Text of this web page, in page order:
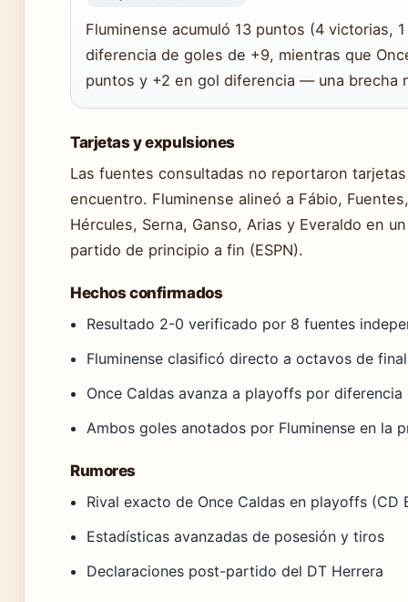
Fluminense acumuló 13 puntos (4 victorias,
diferencia de goles de +9, mientras que
puntos y +2 en gol diferencia — una brecha
Tarjetas y expulsiones
Las fuentes consultadas no reportaron
encuentro. Fluminense alineó a Fábio,
Hércules, Serna, Ganso, Arias y Everaldo en
partido de principio a fin (ESPN).
Hechos confirmados
Resultado 2-0 verificado por 8 fuentes
Fluminense clasificó directo a octavos de final
Once Caldas avanza a playoffs por diferencia
Ambos goles anotados por Fluminense en la
Rumores
Rival exacto de Once Caldas en playoffs (CD
Estadísticas avanzadas de posesión y tiros
Declaraciones post-partido del DT Herrera